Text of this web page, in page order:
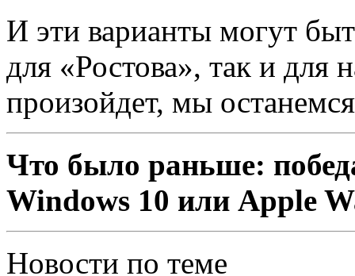
И эти варианты могут
для «Ростова», так и для
произойдет, мы
Что было раньше:
Windows 10 или Apple
Новости по теме